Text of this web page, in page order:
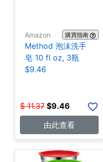
Amazon 購買指南
Method 泡沫洗手
皂 10 fl oz, 3瓶
$9.46
$ 11.37 $9.46
由此查看